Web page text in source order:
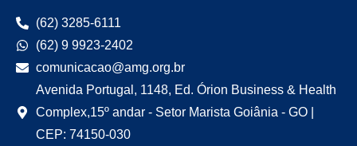
(62) 3285-6111
(62) 9 9923-2402
comunicacao@amg.org.br
Avenida Portugal, 1148, Ed. Órion Business & Health
Complex,15º andar - Setor Marista Goiânia - GO |
CEP: 74150-030